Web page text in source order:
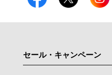
セール・キャンペーン